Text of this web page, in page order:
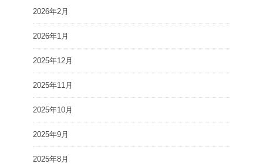
2026年2月
2026年1月
2025年12月
2025年11月
2025年10月
2025年9月
2025年8月